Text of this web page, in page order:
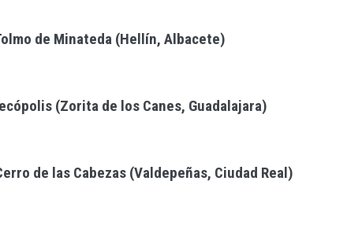
de Minateda (Hellín, Albacete)
(Zorita de los Canes, Guadalajara)
de las Cabezas (Valdepeñas, Ciudad Real)